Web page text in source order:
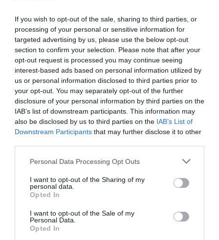
If you wish to opt-out of the sale, sharing to third parties, or
processing of your personal or sensitive information for
targeted advertising by us, please use the below opt-out
section to confirm your selection. Please note that after your
opt-out request is processed you may continue seeing
interest-based ads based on personal information utilized by
us or personal information disclosed to third parties prior to
your opt-out. You may separately opt-out of the further
disclosure of your personal information by third parties on the
IAB’s list of downstream participants. This information may
also be disclosed by us to third parties on the IAB’s List of
Downstream Participants that may further disclose it to other
Personal Data Processing Opt Outs
I want to opt-out of the Sharing of my
personal data.
Opted In
I want to opt-out of the Sale of my
Personal Data.
Opted In
detaliate. Indiferent daca esti incepator sau
un experimentat in ROS, poti folosi cu
usurinta acest robot.
Pachetul contine:
Placa de baza nVidia Jetson Nano 4GB
Subkit;
Carcasa aluminiu;
Lidar cu placa de fixare;
Kit de accesorii Jetson Nano;
Placa de expansiune;
USB wireless handle;
Încărcător;
Mai multe cabluri;
Cravată de cablu;
Şurubelniţă;